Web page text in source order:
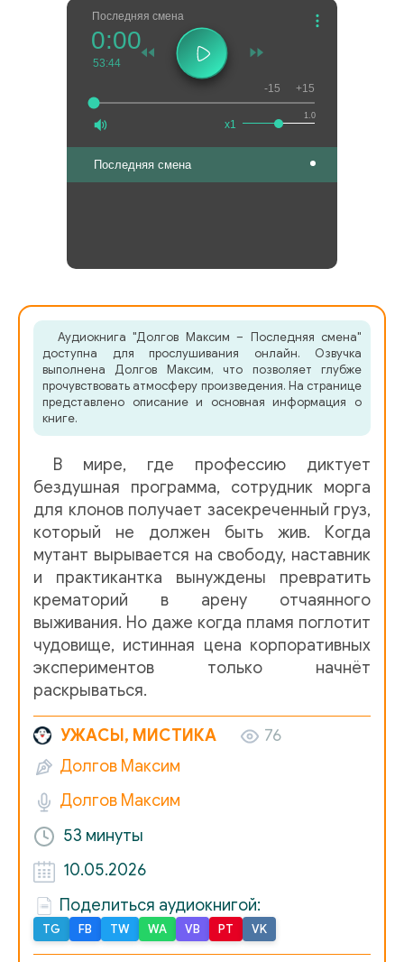
Последняя смена
0:00
53:44
1.0
x1
-15 +15
Последняя смена
Аудиокнига "Долгов Максим – Последняя смена"
доступна для прослушивания онлайн. Озвучка
выполнена Долгов Максим, что позволяет глубже
прочувствовать атмосферу произведения. На странице
представлено описание и основная информация о
книге.
В мире, где профессию диктует
бездушная программа, сотрудник морга
для клонов получает засекреченный груз,
который не должен быть жив. Когда
мутант вырывается на свободу, наставник
и практикантка вынуждены превратить
крематорий в арену отчаянного
выживания. Но даже когда пламя поглотит
чудовище, истинная цена корпоративных
экспериментов только начнёт
раскрываться.
УЖАСЫ, МИСТИКА
76
Долгов Максим
Долгов Максим
53 минуты
10.05.2026
Поделиться аудиокнигой:
TG FB TW WA VB PT VK